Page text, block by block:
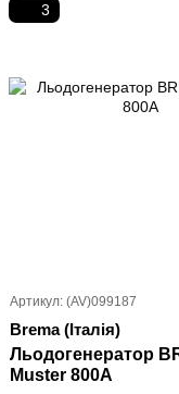
3
Артикул: (AV)099187
Brema (Італія)
Льодогенератор
Muster 800A